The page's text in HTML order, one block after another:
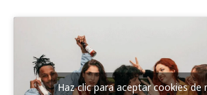
Haz clic para aceptar cookies de